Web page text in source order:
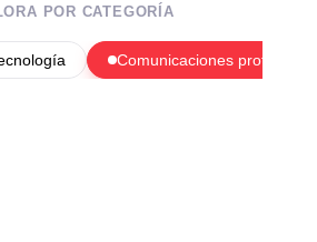
POR CATEGORÍA
Comunicaciones